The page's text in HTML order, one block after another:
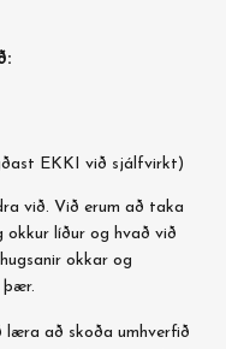
EKKI við sjálfvirkt)
við. Við erum að taka
líður og hvað við
okkar og
þær.
læra að skoða umhverfið